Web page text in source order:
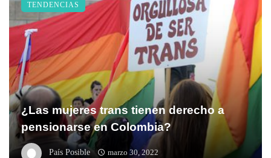
¿Las mujeres trans tienen derecho a
pensionarse en Colombia?
País Posible marzo 30, 2022
TENDENCIAS